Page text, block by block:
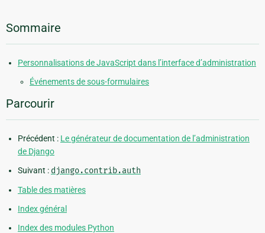
Sommaire
Personnalisations de JavaScript dans l’interface d’administration
Événements de sous-formulaires
Parcourir
Précédent : Le générateur de documentation de l’administration
de Django
Suivant : django.contrib.auth
Table des matières
Index général
Index des modules Python